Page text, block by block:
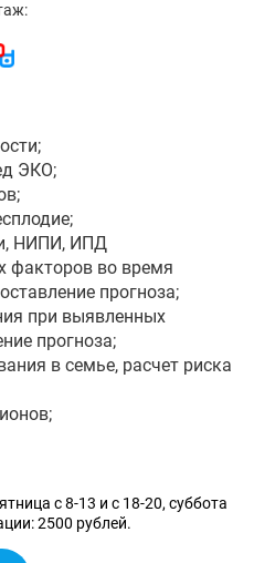
ЭКО;
НИПИ, ИПД
факторов во время
прогноза;
при выявленных
прогноза;
в семье, расчет риска
с 8-13 и с 18-20, суббота
2500 рублей.